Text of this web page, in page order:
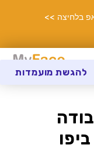
בלחיצה >>
להגשת מועמדות